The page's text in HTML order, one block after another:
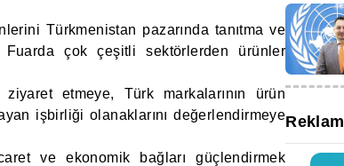
Türkmenistan pazarında tanıtma ve
Fuarda çok çeşitli sektörlerden ürünler
etmeye, Türk markalarının ürün
işbirliği olanaklarını değerlendirmeye
ve ekonomik bağları güçlendirmek
Reklam